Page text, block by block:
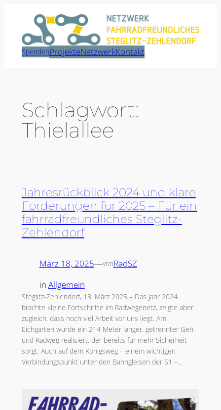
springen
SpendenProjekteNetzwerkKontakt
Schlagwort:
Thielallee
Jahresrückblick 2024 und klare
Forderungen für 2025 – Für ein
fahrradfreundliches Steglitz-
Zehlendorf
März 18, 2025—vonRadSZ
in Allgemein
Steglitz-Zehlendorf, 13. März 2025 – Das Jahr 2024
brachte kleine Fortschritte im Radwegenetz, zeigte aber
zugleich, dass noch viel Arbeit vor uns liegt. Am
Eichgarten wurde ein 214 Meter langer, getrennter Geh-
und Radweg realisiert, der bereits für mehr Sicherheit
sorgt. Auch auf dem Königsweg – einem wichtigen
Verbindungspunkt unter den Bahngleisen der S1 –…